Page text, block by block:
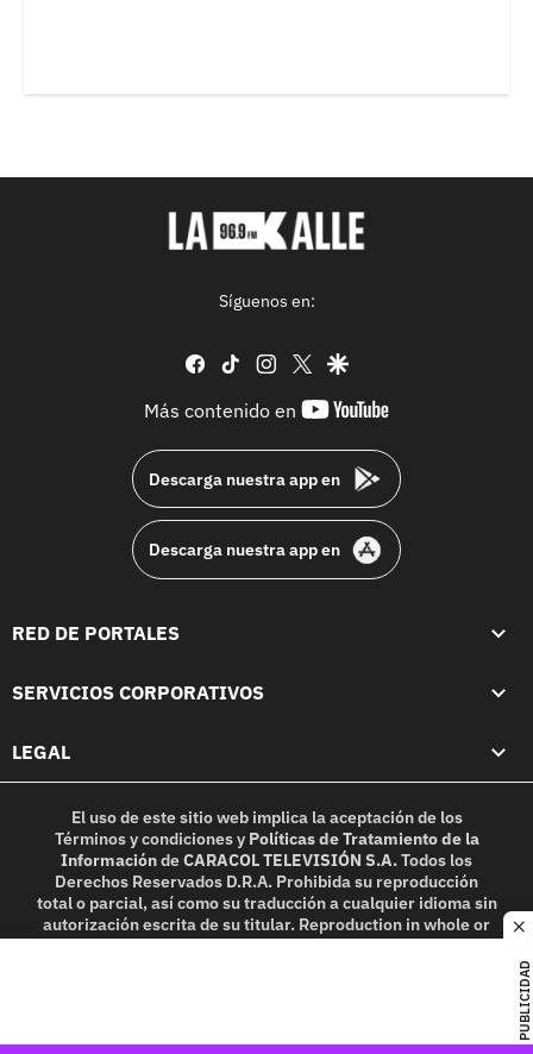
PUBLICIDAD
Síguenos en:
facebook
tiktok instagram
twittergoogle
Más contenido en
youtube-
Descarga nuestra app en
Descarga nuestra app en
RED DE PORTALES
SERVICIOS CORPORATIVOS
LEGAL
El uso de este sitio web implica la aceptación de los
Términos y condicionesy Políticas de Tratamiento de la
InformacióndeCARACOL TELEVISIÓN S.A.Todos los
Derechos Reservados D.R.A. Prohibida su reproducción
total o parcial, así como su traducción a cualquier idioma sin
autorización escrita de su titular. Reproduction in whole or